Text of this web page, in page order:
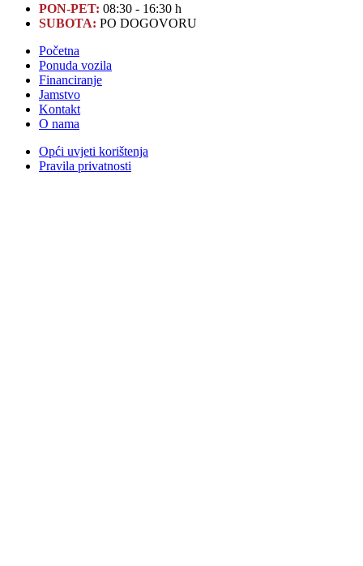
PON-PET: 08:30 - 16:30 h
SUBOTA: PO DOGOVORU
Početna
Ponuda vozila
Financiranje
Jamstvo
Kontakt
O nama
Opći uvjeti korištenja
Pravila privatnosti